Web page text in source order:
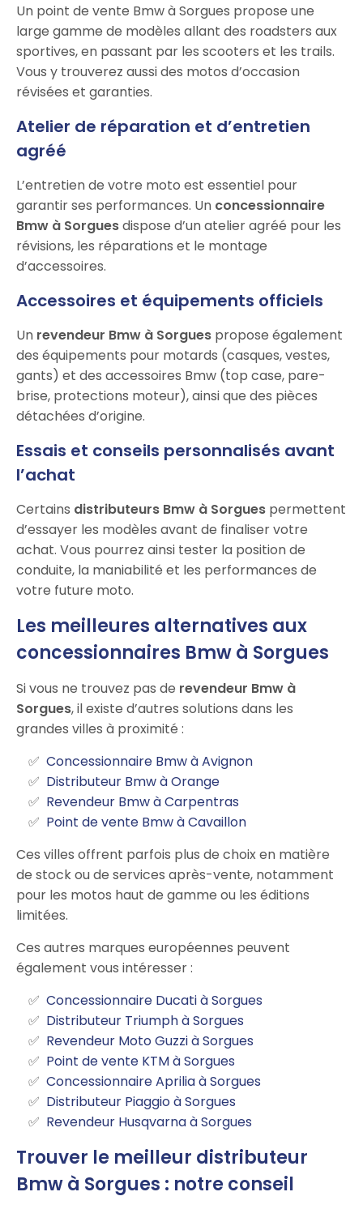
Un point de vente Bmw à Sorgues propose une
large gamme de modèles allant des roadsters aux
sportives, en passant par les scooters et les trails.
Vous y trouverez aussi des motos d’occasion
révisées et garanties.
Atelier de réparation et d’entretien
agréé
L’entretien de votre moto est essentiel pour
garantir ses performances. Un concessionnaire
Bmw à Sorguesdispose d’un atelier agréé pour les
révisions, les réparations et le montage
d’accessoires.
Accessoires et équipements officiels
Un revendeur Bmw à Sorgues propose également
des équipements pour motards (casques, vestes,
gants) et des accessoires Bmw (top case, pare-
brise, protections moteur), ainsi que des pièces
détachées d’origine.
Essais et conseils personnalisés avant
l’achat
Certains distributeurs Bmw à Sorgues permettent
d’essayer les modèles avant de finaliser votre
achat. Vous pourrez ainsi tester la position de
conduite, la maniabilité et les performances de
votre future moto.
Les meilleures alternatives aux
concessionnaires Bmw à Sorgues
Si vous ne trouvez pas de revendeur Bmw à
Sorgues, il existe d’autres solutions dans les
grandes villes à proximité :
Concessionnaire Bmw à Avignon
Distributeur Bmw à Orange
Revendeur Bmw à Carpentras
Point de vente Bmw à Cavaillon
Ces villes offrent parfois plus de choix en matière
de stock ou de services après-vente, notamment
pour les motos haut de gamme ou les éditions
limitées.
Ces autres marques européennes peuvent
également vous intéresser :
Concessionnaire Ducati à Sorgues
Distributeur Triumph à Sorgues
Revendeur Moto Guzzi à Sorgues
Point de vente KTM à Sorgues
Concessionnaire Aprilia à Sorgues
Distributeur Piaggio à Sorgues
Revendeur Husqvarna à Sorgues
Trouver le meilleur distributeur
Bmw à Sorgues : notre conseil